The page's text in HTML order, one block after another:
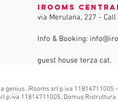
iRooms
via Merulana, 227 - Call
Info & Booking:
guest house terza cat.
iRooms srl p.iva 11814711005
p.iva 11814711005, Domus